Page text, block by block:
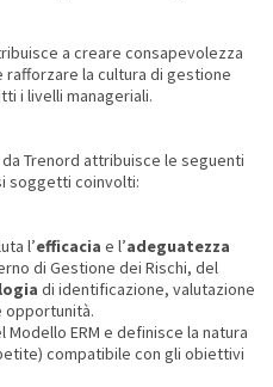
a creare consapevolezza
la cultura di gestione
i livelli manageriali.
Trenord attribuisce le seguenti
soggetti coinvolti:
l’efficacia e l’adeguatezza
di Gestione dei Rischi, del
di identificazione, valutazione
opportunità.
ERM e definisce la natura
compatibile con gli obiettivi